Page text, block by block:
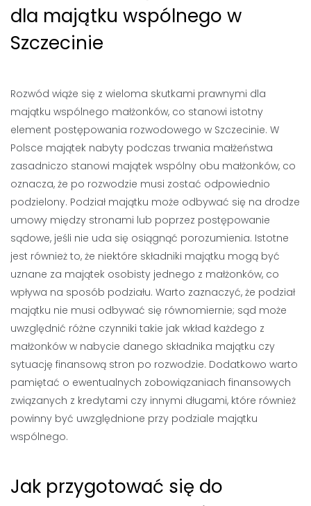
dla majątku wspólnego w
Szczecinie
Rozwód wiąże się z wieloma skutkami prawnymi dla
majątku wspólnego małżonków, co stanowi istotny
element postępowania rozwodowego w Szczecinie. W
Polsce majątek nabyty podczas trwania małżeństwa
zasadniczo stanowi majątek wspólny obu małżonków, co
oznacza, że po rozwodzie musi zostać odpowiednio
podzielony. Podział majątku może odbywać się na drodze
umowy między stronami lub poprzez postępowanie
sądowe, jeśli nie uda się osiągnąć porozumienia. Istotne
jest również to, że niektóre składniki majątku mogą być
uznane za majątek osobisty jednego z małżonków, co
wpływa na sposób podziału. Warto zaznaczyć, że podział
majątku nie musi odbywać się równomiernie; sąd może
uwzględnić różne czynniki takie jak wkład każdego z
małżonków w nabycie danego składnika majątku czy
sytuację finansową stron po rozwodzie. Dodatkowo warto
pamiętać o ewentualnych zobowiązaniach finansowych
związanych z kredytami czy innymi długami, które również
powinny być uwzględnione przy podziale majątku
wspólnego.
Jak przygotować się do